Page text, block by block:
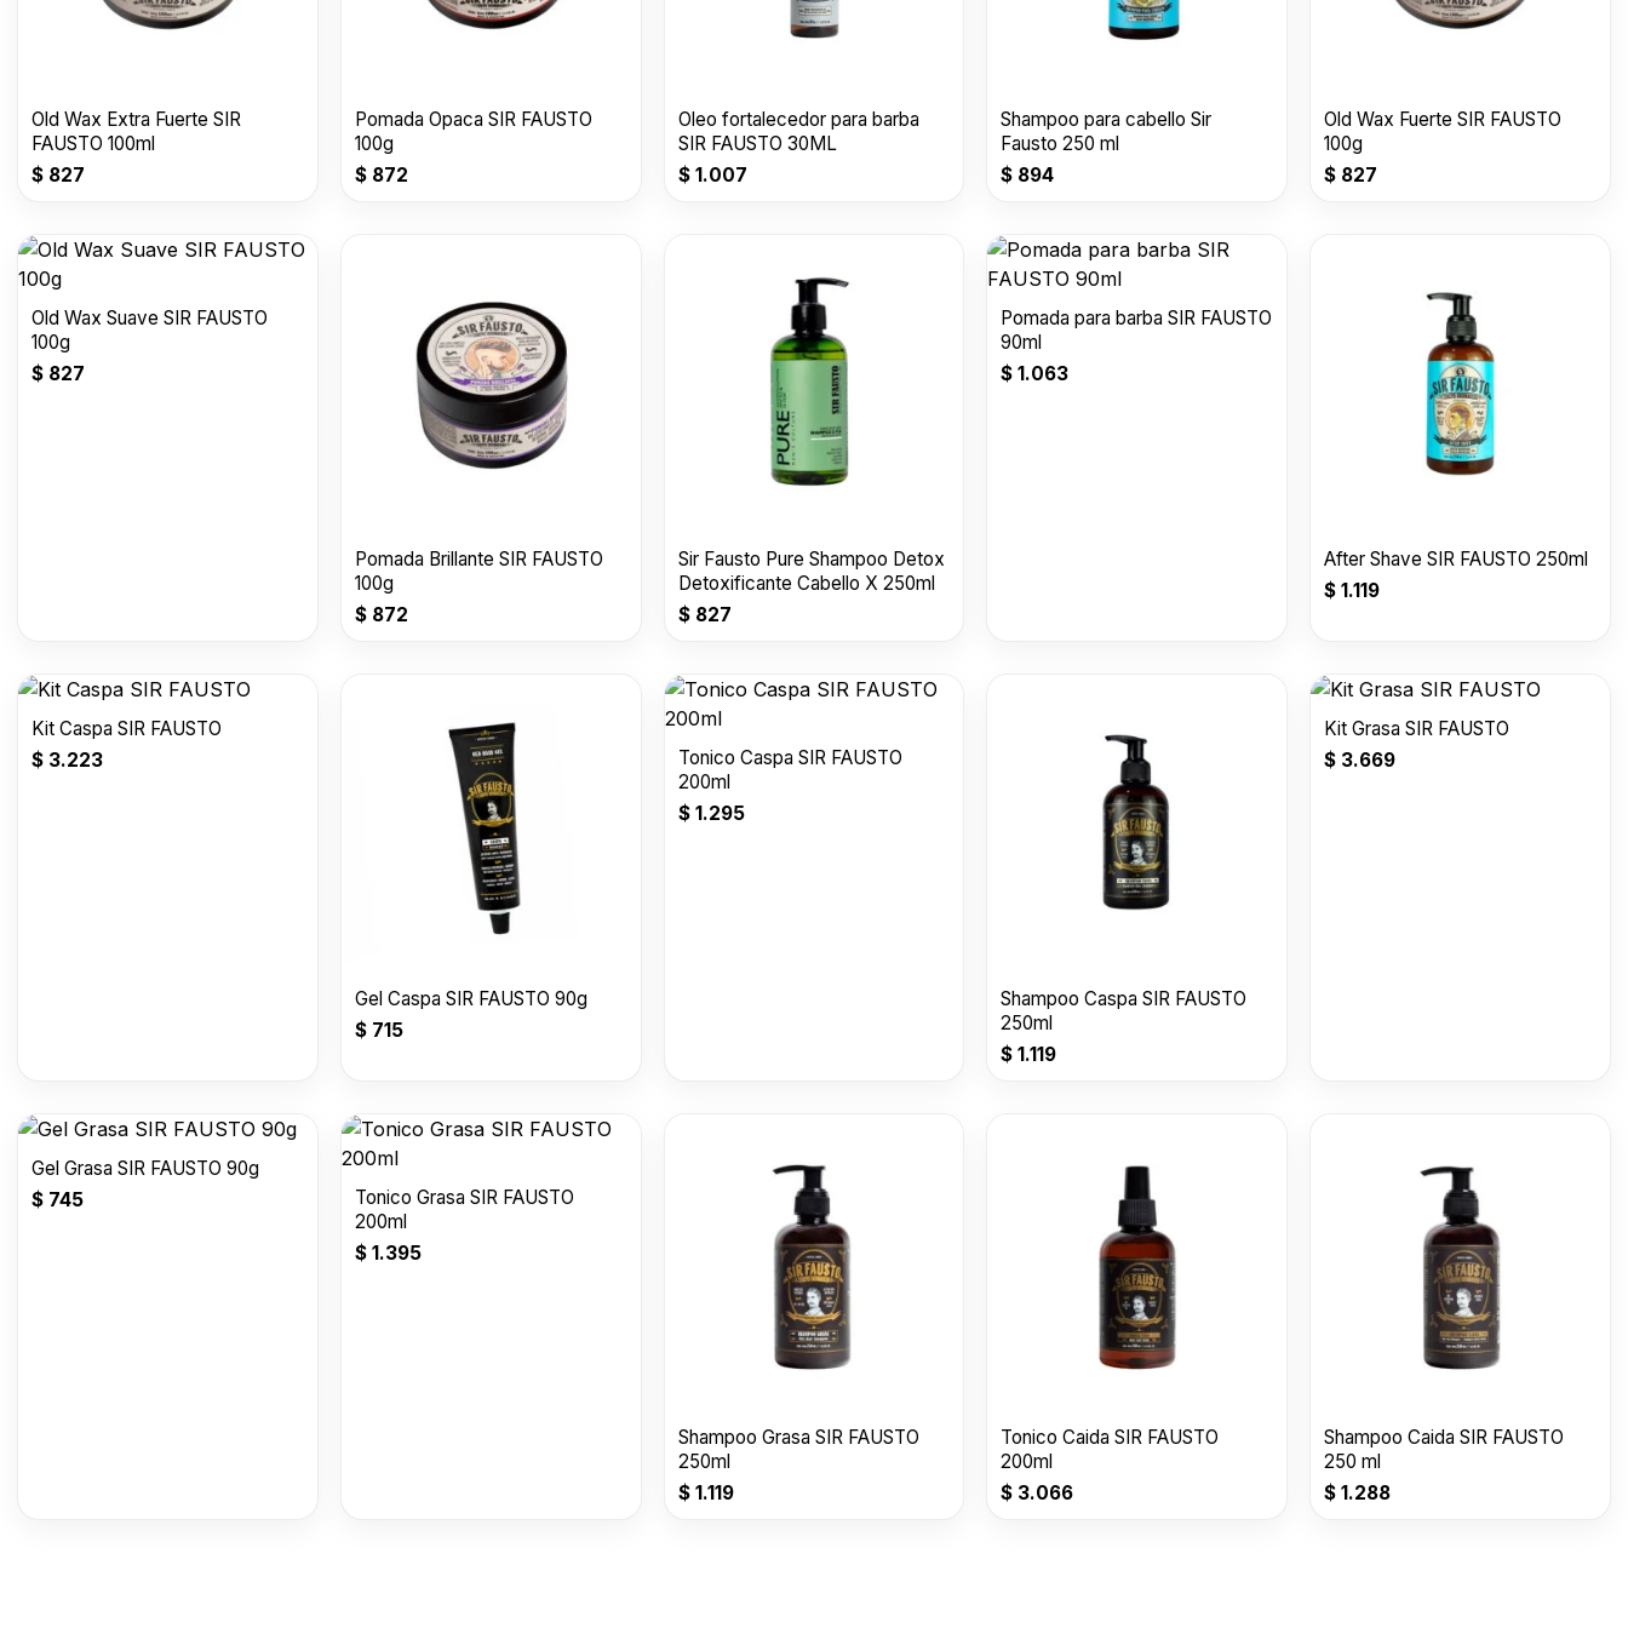
Old Wax Extra Fuerte SIR
FAUSTO 100ml
$ 827
Pomada Opaca SIR FAUSTO
100g
$872
Oleo fortalecedor para barba
SIR FAUSTO 30ML
$1.007
Shampoo para cabello Sir
Fausto 250 ml
$ 894
Old Wax Fuerte SIR FAUSTO
100g
$ 827
Old Wax Suave SIR FAUSTO
100g
$ 827
Pomada Brillante SIR FAUSTO
100g
$872
Sir Fausto Pure Shampoo Detox
Detoxificante Cabello X 250ml
$827
Pomada para barba SIR FAUSTO
90ml
$ 1.063
After Shave SIR FAUSTO 250ml
$ 1.119
Kit Caspa SIR FAUSTO
$ 3.223
Gel Caspa SIR FAUSTO 90g
$715
Tonico Caspa SIR FAUSTO
200ml
$1.295
Shampoo Caspa SIR FAUSTO
250ml
$ 1.119
Kit Grasa SIR FAUSTO
$ 3.669
Gel Grasa SIR FAUSTO 90g
$ 745
Tonico Grasa SIR FAUSTO
200ml
$1.395
Shampoo Grasa SIR FAUSTO
250ml
$1.119
Tonico Caida SIR FAUSTO
200ml
$ 3.066
Shampoo Caida SIR FAUSTO
250 ml
$ 1.288